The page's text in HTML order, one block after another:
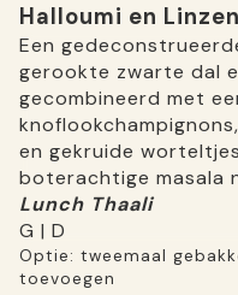
Halloumi en
Een
gerookte zwarte dal
gecombineerd met
en gekruide
boterachtige masala
Lunch Thaali
G | D
Optie: tweemaal
toevoegen